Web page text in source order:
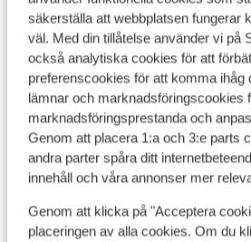
säkerställa att webbplatsen fungerar
väl. Med din tillåtelse använder vi på
också analytiska cookies för att
preferenscookies för att komma ihåg
lämnar och marknadsföringscookies
marknadsföringsprestanda och
Genom att placera 1:a och 3:e parts
andra parter spåra ditt
innehåll och våra annonser mer
Genom att klicka på "Acceptera
placeringen av alla cookies. Om du
vonden, was het ontbreken van
verwarming voor de
(eigen) skilockers.Visa alla 15
Läge
Visa på